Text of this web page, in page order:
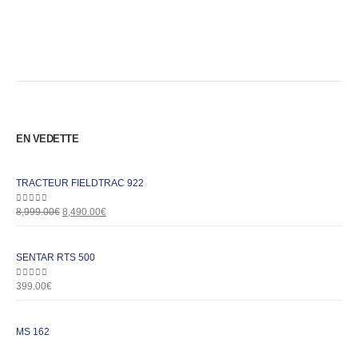
EN VEDETTE
TRACTEUR FIELDTRAC 922
0out of 5
8,999.00€ 8,490.00€
SENTAR RTS 500
0out of 5
399.00€
MS 162